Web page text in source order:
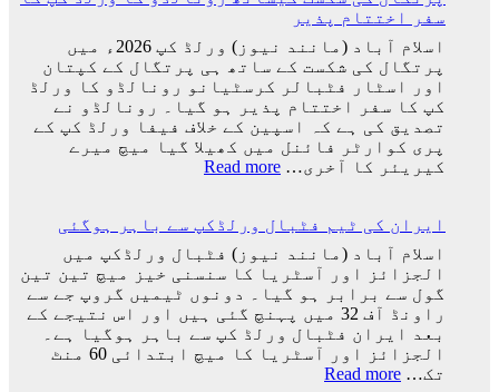
فاطمہ
ثنا
ترین
کھلاڑیوں
میں
سے
ایک
کو
کھو
سفر اختتام پذیر
اسلام آباد (مانند نیوز) ورلڈ کپ 2026ء میں
پرتگال کی شکست کے ساتھ ہی پرتگال کے کپتان
اور اسٹار فٹبالر کرسٹیانو رونالڈو کا ورلڈ
کپ کا سفر اختتام پذیر ہو گیا۔ رونالڈو نے
تصدیق کی ہے کہ اسپین کے خلاف فیفا ورلڈ کپ کے
پری کوارٹر فائنل میں کھیلا گیا میچ میرے
کیریئر کا آخری… Read more
:
شکست
کیساتھ
رونالڈو
کا
ورلڈ
کپ
کا
سفر
ایران کی ٹیم فٹبال ورلڈکپ سے باہر ہوگئی
اسلام آباد (مانند نیوز) فٹبال ورلڈکپ میں
الجزائز اور آسٹریا کا سنسنی خیز میچ تین تین
گول سے برابر ہو گیا۔ دونوں ٹیمیں گروپ جے سے
راونڈ آف 32 میں پہنچ گئی ہیں اور اس نتیجے کے
بعد ایران فٹبال ورلڈ کپ سے باہر ہوگیا ہے۔
الجزائز اور آسٹریا کا میچ ابتدائی 60 منٹ
تک… Read more
: